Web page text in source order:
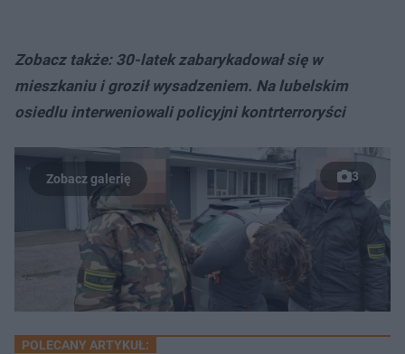
Zobacz także: 30-latek zabarykadował się w
mieszkaniu i groził wysadzeniem. Na lubelskim
osiedlu interweniowali policyjni kontrterroryści
3
POLECANY ARTYKUŁ: